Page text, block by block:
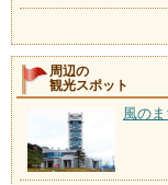
周辺の
観光スポット
風の